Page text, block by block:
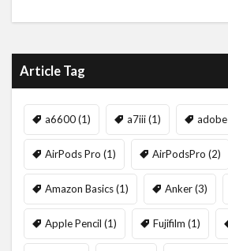
Article Tag
a6600(1) a7iii(1) adobe
AirPods Pro (1) AirPodsPro (2)
Amazon Basics(1) Anker(3)
Apple Pencil (1) Fujifilm (1)